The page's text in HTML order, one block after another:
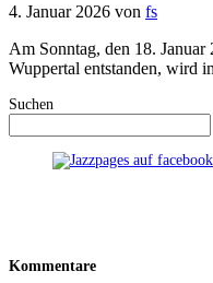
4. Januar 2026 von fs
Am Sonntag, den 18.
Wuppertal entstanden, wird
Suchen
Kommentare